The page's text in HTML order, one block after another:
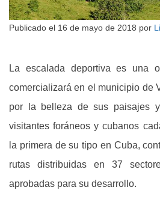
Publicado el 16 de mayo de 2018 por
La escalada deportiva es una
comercializará en el municipio de
por la belleza de sus paisajes
visitantes foráneos y cubanos
la primera de su tipo en Cuba,
rutas distribuidas en 37
aprobadas para su desarrollo.